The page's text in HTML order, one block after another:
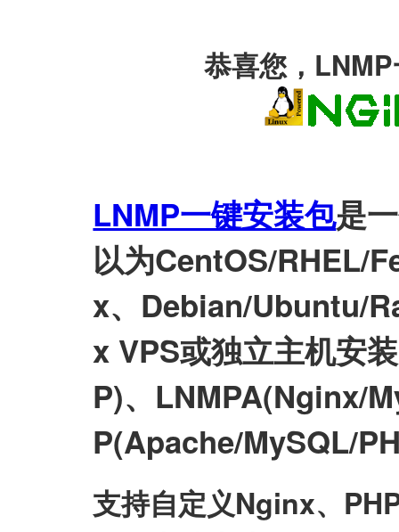
恭喜您，
LNMP一键安装包是
以为CentOS/RHEL/
x、Debian/Ubuntu/
x VPS或独立主机安
P)、LNMPA(Nginx/
P(Apache/MySQL/
支持自定义Nginx、